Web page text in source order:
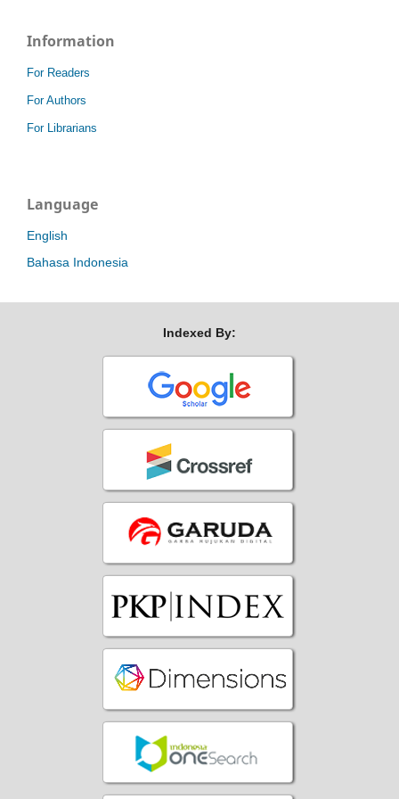
Information
For Readers
For Authors
For Librarians
Language
English
Bahasa Indonesia
Indexed By: